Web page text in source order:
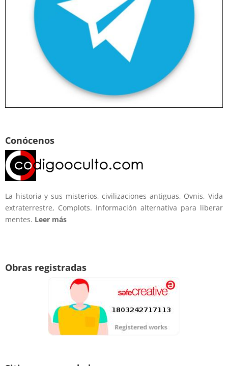
Conócenos
La historia y sus misterios, civilizaciones antiguas, Ovnis, Vida
extraterrestre, Complots. Información alternativa para liberar
mentes. Leer más
Obras registradas